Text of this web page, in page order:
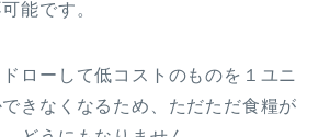
能です。
ローして低コストのものを１ユニ
きなくなるため、ただただ食糧が